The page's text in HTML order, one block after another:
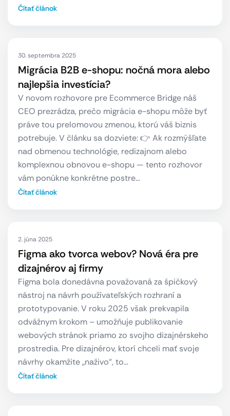
Čítať článok
30. septembra 2025
Migrácia B2B e-shopu: nočná mora alebo
najlepšia investícia?
V novom rozhovore pre Ecommerce Bridge náš
CEO prezrádza, prečo migrácia e-shopu môže byť
práve tou prelomovou zmenou, ktorú váš biznis
potrebuje. V článku sa dozviete: 👉 Ak rozmýšľate
nad obmenou technológie, redizajnom alebo
komplexnou obnovou e-shopu — tento rozhovor
vám ponúkne konkrétne postre…
Čítať článok
2. júna 2025
Figma ako tvorca webov? Nová éra pre
dizajnérov aj firmy
Figma bola donedávna považovaná za špičkový
nástroj na návrh používateľských rozhraní a
prototypovanie. V roku 2025 však prekvapila
odvážnym krokom – umožňuje publikovanie
webových stránok priamo zo svojho dizajnérskeho
prostredia. Pre dizajnérov, ktorí chceli mať svoje
návrhy okamžite „naživo“, to…
Čítať článok